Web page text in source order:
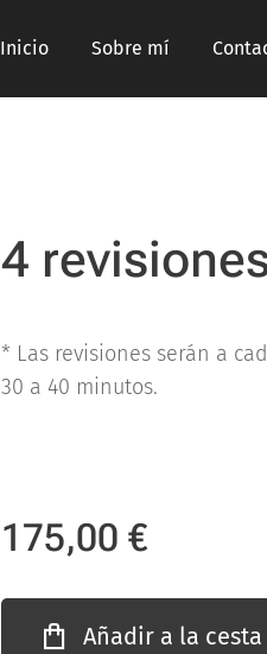
Inicio Sobre mí
4
* Las revisiones serán a
30 a 40 minutos.
175,00 €
Añadir a la cesta